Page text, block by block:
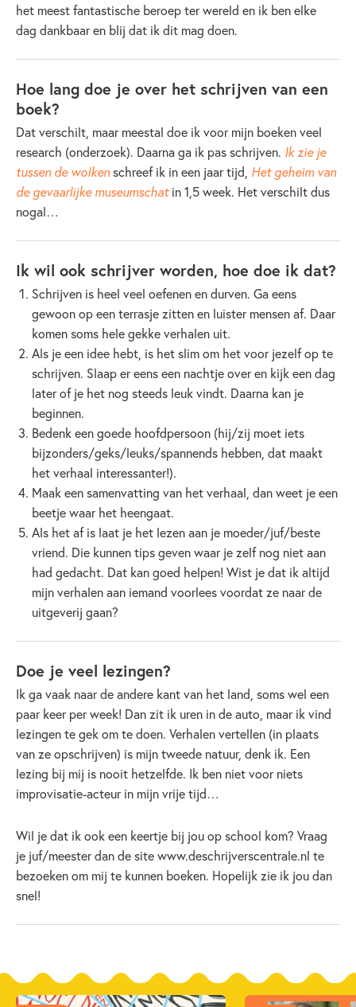
het meest fantastische beroep ter wereld en ik ben elke
dag dankbaar en blij dat ik dit mag doen.
Hoe lang doe je over het schrijven van een
boek?
Dat verschilt, maar meestal doe ik voor mijn boeken veel
research (onderzoek). Daarna ga ik pas schrijven. Ik zie je
tussen de wolkenschreef ik in een jaar tijd, Het geheim van
de gevaarlijke museumschatin 1,5 week. Het verschilt dus
nogal…
Ik wil ook schrijver worden, hoe doe ik dat?
Schrijven is heel veel oefenen en durven. Ga eens
gewoon op een terrasje zitten en luister mensen af. Daar
komen soms hele gekke verhalen uit.
Als je een idee hebt, is het slim om het voor jezelf op te
schrijven. Slaap er eens een nachtje over en kijk een dag
later of je het nog steeds leuk vindt. Daarna kan je
beginnen.
Bedenk een goede hoofdpersoon (hij/zij moet iets
bijzonders/geks/leuks/spannends hebben, dat maakt
het verhaal interessanter!).
Maak een samenvatting van het verhaal, dan weet je een
beetje waar het heengaat.
Als het af is laat je het lezen aan je moeder/juf/beste
vriend. Die kunnen tips geven waar je zelf nog niet aan
had gedacht. Dat kan goed helpen! Wist je dat ik altijd
mijn verhalen aan iemand voorlees voordat ze naar de
uitgeverij gaan?
Doe je veel lezingen?
Ik ga vaak naar de andere kant van het land, soms wel een
paar keer per week! Dan zit ik uren in de auto, maar ik vind
lezingen te gek om te doen. Verhalen vertellen (in plaats
van ze opschrijven) is mijn tweede natuur, denk ik. Een
lezing bij mij is nooit hetzelfde. Ik ben niet voor niets
improvisatie-acteur in mijn vrije tijd…
Wil je dat ik ook een keertje bij jou op school kom? Vraag
je juf/meester dan de site www.deschrijverscentrale.nl te
bezoeken om mij te kunnen boeken. Hopelijk zie ik jou dan
snel!